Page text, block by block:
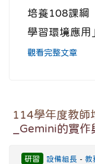
培養108課綱
學習環境應用
觀看完整文章
114學年度教師
_Gemini的實作
研習 設備組長 - 教